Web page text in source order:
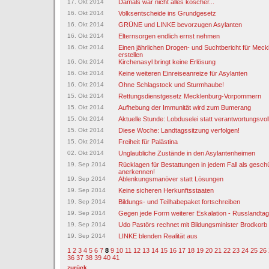
17. Okt 2014 Damals war nicht alles koscher...
16. Okt 2014 Volksentscheide ins Grundgesetz
16. Okt 2014 GRÜNE und LINKE bevorzugen Asylanten
16. Okt 2014 Elternsorgen endlich ernst nehmen
16. Okt 2014
Einen jährlichen Drogen- und Suchtbericht für
erstellen
16. Okt 2014 Kirchenasyl bringt keine Erlösung
16. Okt 2014 Keine weiteren Einreiseanreize für Asylanten
16. Okt 2014 Ohne Schlagstock und Sturmhaube!
15. Okt 2014 Rettungsdienstgesetz Mecklenburg-Vorpommern
15. Okt 2014 Aufhebung der Immunität wird zum Bumerang
15. Okt 2014 Aktuelle Stunde: Lobduselei statt
15. Okt 2014 Diese Woche: Landtagssitzung verfolgen!
15. Okt 2014 Freiheit für Palästina
02. Okt 2014 Unglaubliche Zustände in den Asylantenheimen
19. Sep 2014
Rücklagen für Bestattungen in jedem Fall als
anerkennen!
19. Sep 2014 Ablenkungsmanöver statt Lösungen
19. Sep 2014 Keine sicheren Herkunftsstaaten
19. Sep 2014 Bildungs- und Teilhabepaket fortschreiben
19. Sep 2014 Gegen jede Form weiterer Eskalation -
19. Sep 2014 Udo Pastörs rechnet mit Bildungsminister Brodkorb
19. Sep 2014
LINKE blenden Realität aus
1 2 3 4 5 6 7 8 9 10 11 12 13 14 15 16 17 18 19 20 21 22 23 24 25 26
36 37 38 39 40 41
zurück